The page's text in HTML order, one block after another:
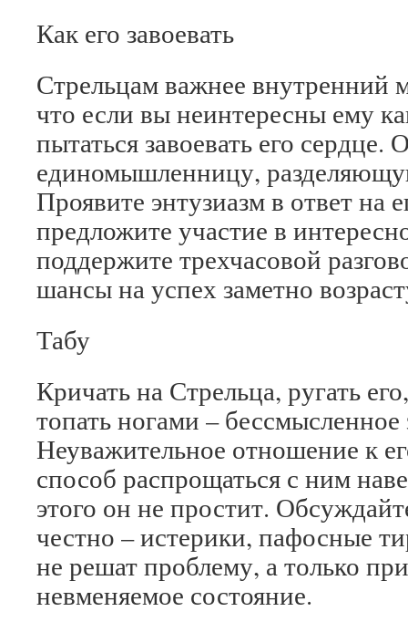
Как его завоевать
Стрельцам важнее внутренний
что если вы неинтересны ему
пытаться завоевать его сердце.
единомышленницу,
Проявите энтузиазм в ответ на
предложите участие в
поддержите трехчасовой
шансы на успех заметно
Табу
Кричать на Стрельца, ругать
топать ногами – бессмысленное
Неуважительное отношение к
способ распрощаться с ним
этого он не простит.
честно – истерики, пафосные
не решат проблему, а только
невменяемое состояние.